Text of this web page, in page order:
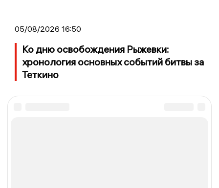
05/08/2026 16:50
Ко дню освобождения Рыжевки:
хронология основных событий битвы за
Теткино